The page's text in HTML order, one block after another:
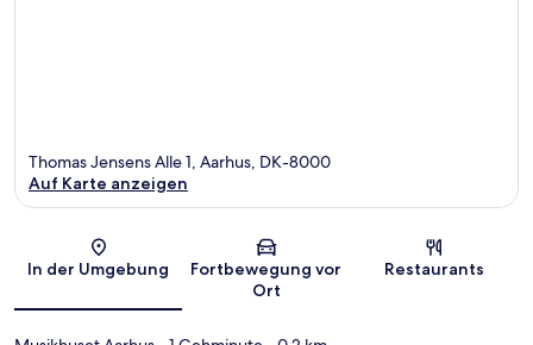
Karte
Thomas Jensens Alle 1, Aarhus, DK-8000
Auf Karte anzeigen
In der Umgebung
Fortbewegung vor
Ort
Restaurants